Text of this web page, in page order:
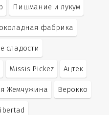
Пишмание и лукум
фабрика
сладости
Missis Pickez Ацтек
Жемчужина Верокко